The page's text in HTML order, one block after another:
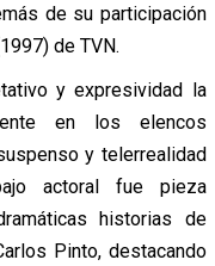
de su participación
de TVN.
y expresividad la
en los elencos
y telerrealidad
actoral fue pieza
historias de
Pinto, destacando